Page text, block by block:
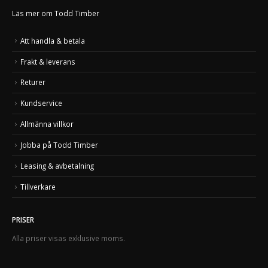
Läs mer om Todd Timber
Att handla & betala
Frakt & leverans
Returer
Kundservice
Allmänna villkor
Jobba på Todd Timber
Leasing & avbetalning
Tillverkare
PRISER
Alla priser visas exklusive moms.